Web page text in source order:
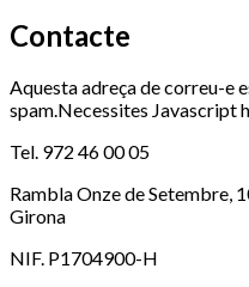
Contacte
Aquesta adreça de correu-e
spam.Necessites Javascript
Tel. 972 46 00 05
Rambla Onze de Setembre,
Girona
NIF. P1704900-H